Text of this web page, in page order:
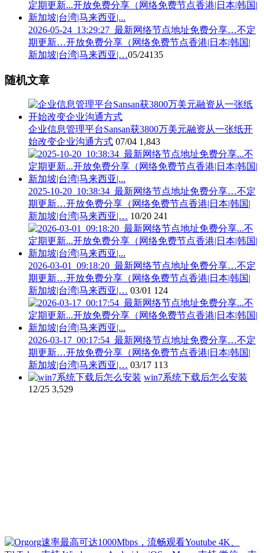
2026-05-24_13:29:27_最新网络节点地址免费分享…不定
期更新…开放免费分享（网络免费节点香港|日本|韩国|
新加坡|台湾|马来西亚|…05/24135
随机文章
企业信息管理平台Sansan获3800万美元融资从一张纸开
始改变企业沟通方式 07/04 1,843
2025-10-20_10:38:34_最新网络节点地址免费分享…不定
期更新…开放免费分享（网络免费节点香港|日本|韩国|
新加坡|台湾|马来西亚|… 10/20 241
2026-03-01_09:18:20_最新网络节点地址免费分享…不定
期更新…开放免费分享（网络免费节点香港|日本|韩国|
新加坡|台湾|马来西亚|… 03/01 124
2026-03-17_00:17:54_最新网络节点地址免费分享…不定
期更新…开放免费分享（网络免费节点香港|日本|韩国|
新加坡|台湾|马来西亚|… 03/17 113
win7系统下载后怎么安装
12/25 3,529